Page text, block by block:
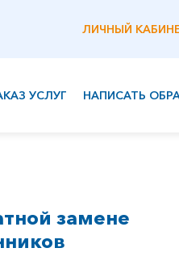
ЛИЧНЫЙ
УСЛУГ НАПИСАТЬ
замене